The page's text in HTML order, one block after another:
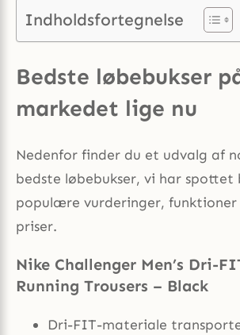
Indholdsfortegnelse
Bedste løbebukser
markedet lige nu
Nedenfor finder du et udvalg af
bedste løbebukser, vi har spottet
populære vurderinger, funktioner
priser.
Nike Challenger Men’s Dri-
Running Trousers – Black
Dri-FIT-materiale